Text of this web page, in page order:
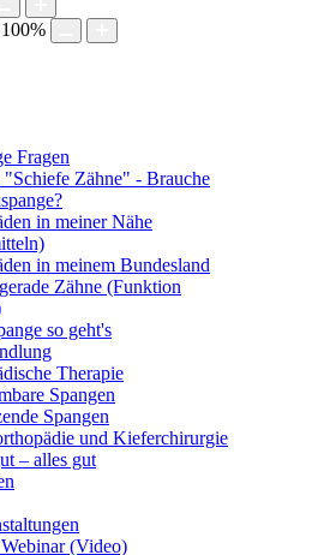
100%
Fragen
Zähne" - Brauche
in meiner Nähe
in meinem Bundesland
Zähne (Funktion
so geht's
Therapie
Spangen
Spangen
und Kieferchirurgie
– alles gut
(Video)